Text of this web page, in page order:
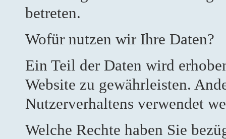
betreten.
Wofür nutzen wir Ihre Daten?
Ein Teil der Daten wird
Website zu gewährleisten.
Nutzerverhaltens verwendet
Welche Rechte haben Sie